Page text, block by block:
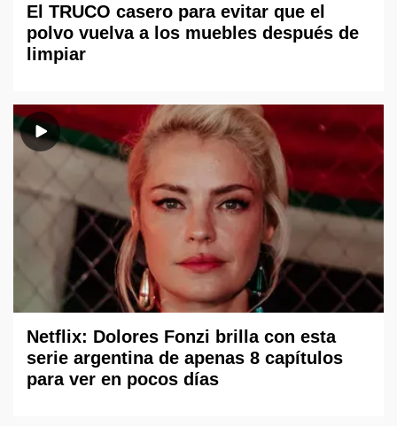
El TRUCO casero para evitar que el
polvo vuelva a los muebles después de
limpiar
Netflix: Dolores Fonzi brilla con esta
serie argentina de apenas 8 capítulos
para ver en pocos días